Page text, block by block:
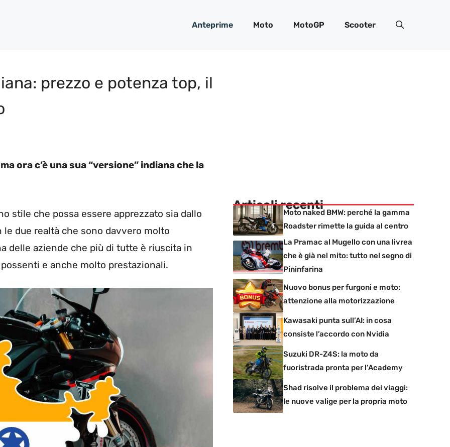
Anteprime Moto MotoGP Scooter
prezzo e potenza top, il
ora c’è una sua “versione” indiana che la
stile che possa essere apprezzato sia dallo
due realtà che sono davvero molto
delle aziende che più di tutte è riuscita in
e anche molto prestazionali.
Articoli recenti
Moto naked BMW: perché la gamma
Roadster rimette la guida al centro
La Pramac al Mugello con una livrea
che è già nel mito: tutto nel segno di
Pininfarina
Nuovo bonus per furgoni e moto:
attenzione alla motorizzazione
Kawasaki punta sull’AI: in cosa
consiste l’accordo con Nvidia
Suzuki DR-Z4S: la moto da
fuoristrada pronta per l’Academy
Shad risolve il problema dei viaggi:
le nuove valige per la propria moto